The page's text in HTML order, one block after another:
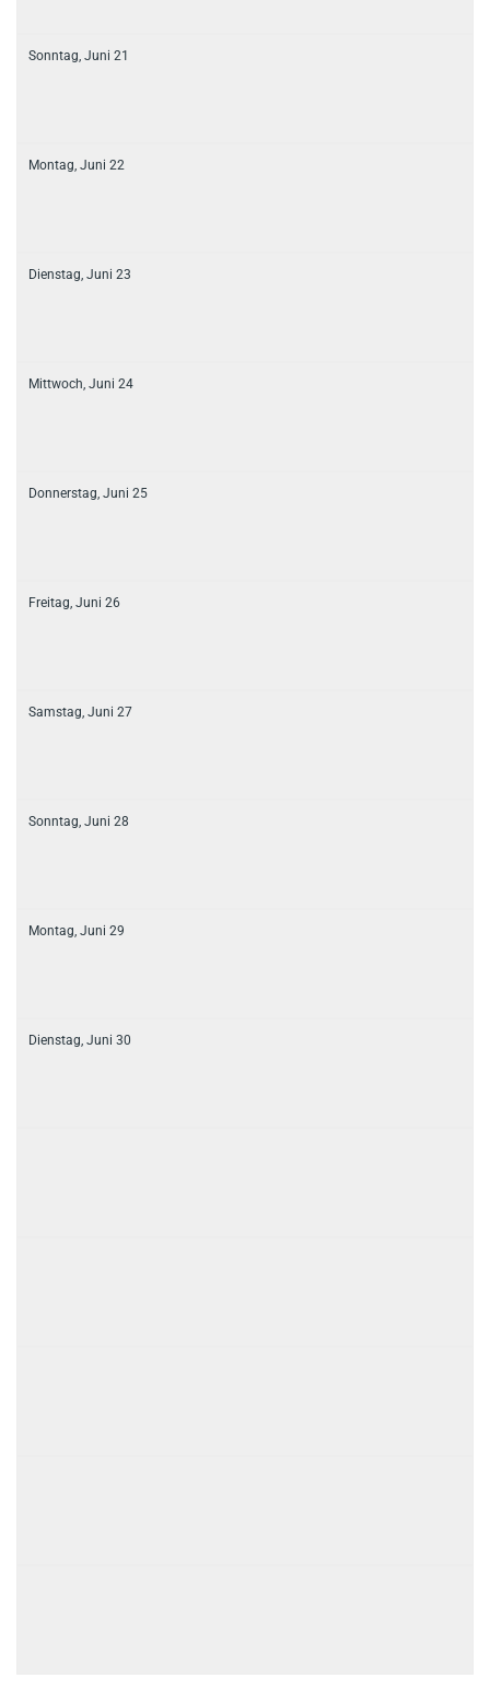
Sonntag, Juni 21
Montag, Juni 22
Dienstag, Juni 23
Mittwoch, Juni 24
Donnerstag, Juni 25
Freitag, Juni 26
Samstag, Juni 27
Sonntag, Juni 28
Montag, Juni 29
Dienstag, Juni 30